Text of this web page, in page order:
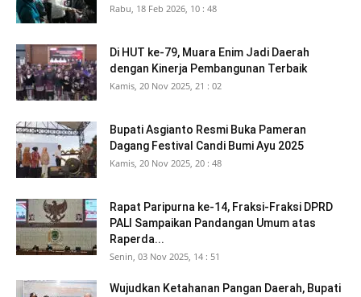
Rabu, 18 Feb 2026, 10 : 48
Di HUT ke-79, Muara Enim Jadi Daerah
dengan Kinerja Pembangunan Terbaik
Kamis, 20 Nov 2025, 21 : 02
Bupati Asgianto Resmi Buka Pameran
Dagang Festival Candi Bumi Ayu 2025
Kamis, 20 Nov 2025, 20 : 48
Rapat Paripurna ke-14, Fraksi-Fraksi DPRD
PALI Sampaikan Pandangan Umum atas
Raperda...
Senin, 03 Nov 2025, 14 : 51
Wujudkan Ketahanan Pangan Daerah, Bupati